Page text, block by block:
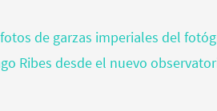
de garzas imperiales del
Ribes desde el nuevo